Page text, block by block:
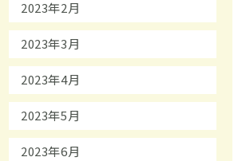
2023年2月
2023年3月
2023年4月
2023年5月
2023年6月